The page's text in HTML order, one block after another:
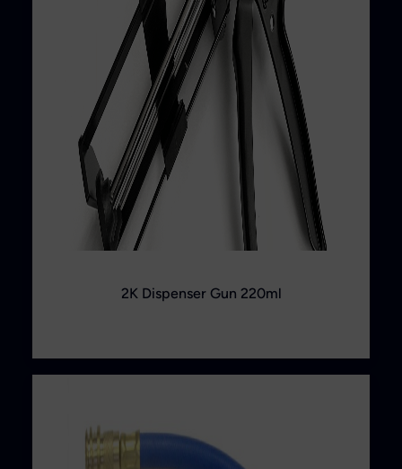
2K Dispenser Gun 220ml